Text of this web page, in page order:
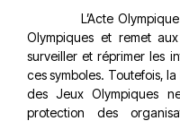
L’Acte Olympique
Olympiques et remet
surveiller et réprimer les
ces symboles. Toutefois,
des Jeux Olympiques
protection des